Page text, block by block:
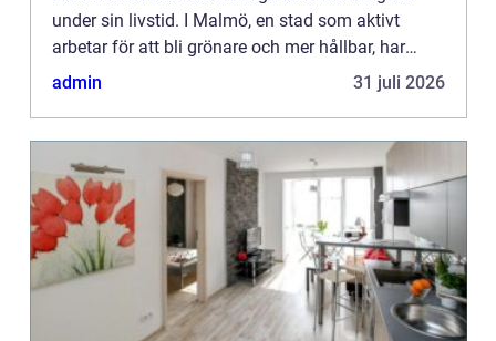
under sin livstid. I Malmö, en stad som aktivt
arbetar för att bli grönare och mer hållbar, har
intresset för gr&o...
admin 31 juli 2026